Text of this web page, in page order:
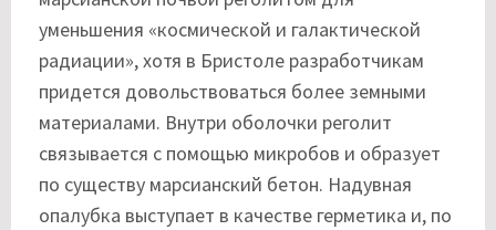
уменьшения «космической и галактической
радиации», хотя в Бристоле разработчикам
придется довольствоваться более земными
материалами. Внутри оболочки реголит
связывается с помощью микробов и образует
по существу марсианский бетон. Надувная
опалубка выступает в качестве герметика и, по